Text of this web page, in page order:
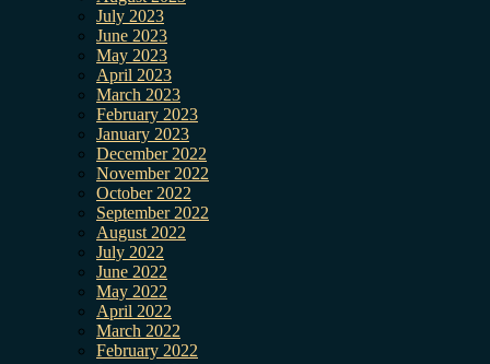
July 2023
June 2023
May 2023
April 2023
March 2023
February 2023
January 2023
December 2022
November 2022
October 2022
September 2022
August 2022
July 2022
June 2022
May 2022
April 2022
March 2022
February 2022